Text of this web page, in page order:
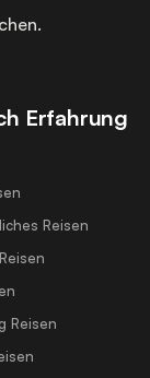
Erfahrung
Reisen
Reisen